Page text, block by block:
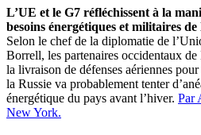
L’UE et le G7 réfléchissent à la
besoins énergétiques et militaires
Selon le chef de la diplomatie de
Borrell, les partenaires occidentaux
la livraison de défenses aériennes
la Russie va probablement tenter
énergétique du pays avant l’hiver. Par
New York.